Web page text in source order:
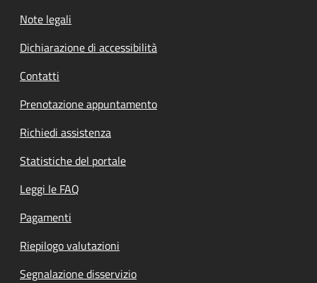
Note legali
Dichiarazione di accessibilità
Contatti
Prenotazione appuntamento
Richiedi assistenza
Statistiche del portale
Leggi le FAQ
Pagamenti
Riepilogo valutazioni
Segnalazione disservizio